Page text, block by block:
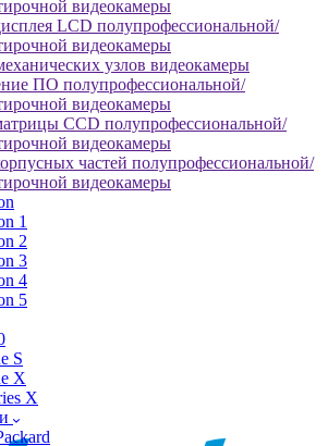
видеокамеры
LCD полупрофессиональной/
видеокамеры
узлов видеокамеры
ПО полупрофессиональной/
видеокамеры
CCD полупрофессиональной/
видеокамеры
частей полупрофессиональной/
видеокамеры
1
2
3
4
5
S
X
X